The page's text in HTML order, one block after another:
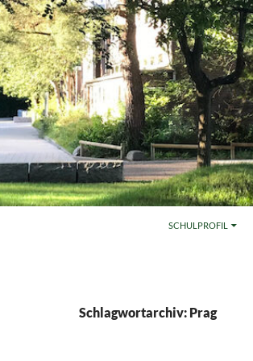
SCHULPROFIL
Schlagwortarchiv: Prag